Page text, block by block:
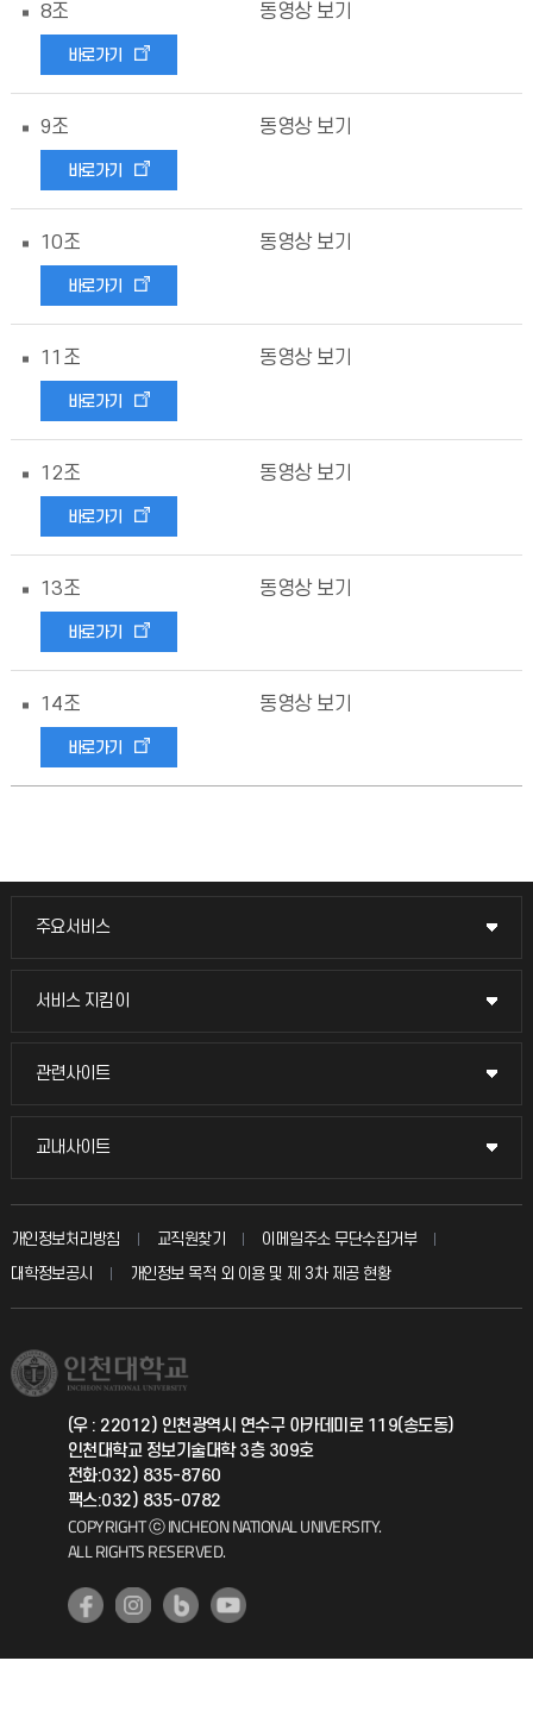
8조 동영상 보기
바로가기
9조 동영상 보기
바로가기
10조 동영상 보기
바로가기
11조 동영상 보기
바로가기
12조 동영상 보기
바로가기
13조 동영상 보기
바로가기
14조 동영상 보기
바로가기
주요서비스
주요서비스
교무회의방송
입학안내
취업정보(학생)
서비스 지킴이
서비스 지킴이
묻고 답하기
칭찬마당
학생서비스 지킴이
관련사이트
관련사이트
국방헬프콜
총동문회
교내사이트
교내사이트
교수회
교육혁신본부
국제지원과
공자아카데미
기초교육원
개인정보처리방침 교직원찾기
이메일주소 무단수집거부
대학정보공시
개인정보 목적 외 이용 및 제 3차 제공 현황
(우 : 22012) 인천광역시 연수구 아카데미로 119(송도동)
인천대학교 정보기술대학 3층 309호
전화:032) 835-8760
팩스:032) 835-0782
COPYRIGHT ⓒ INCHEON NATIONAL UNIVERSITY.
ALL RIGHTS RESERVED.